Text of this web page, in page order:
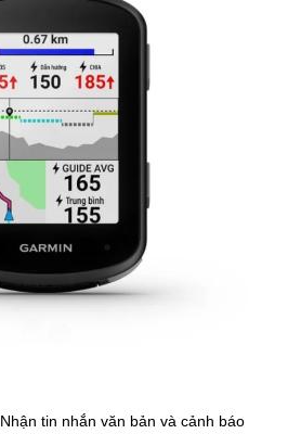
Nhận tin nhắn văn bản và cảnh báo